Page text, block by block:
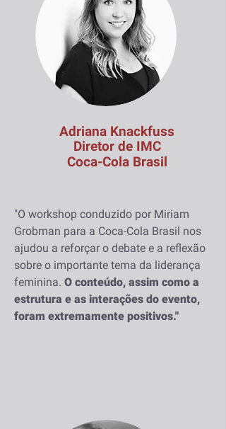
Adriana Knackfuss
Diretor de IMC
Coca-Cola Brasil
"O workshop conduzido por Miriam
Grobman para a Coca-Cola Brasil nos
ajudou a reforçar o debate e a reflexão
sobre o importante tema da liderança
feminina. O conteúdo, assim como a
estrutura e as interações do evento,
foram extremamente positivos."